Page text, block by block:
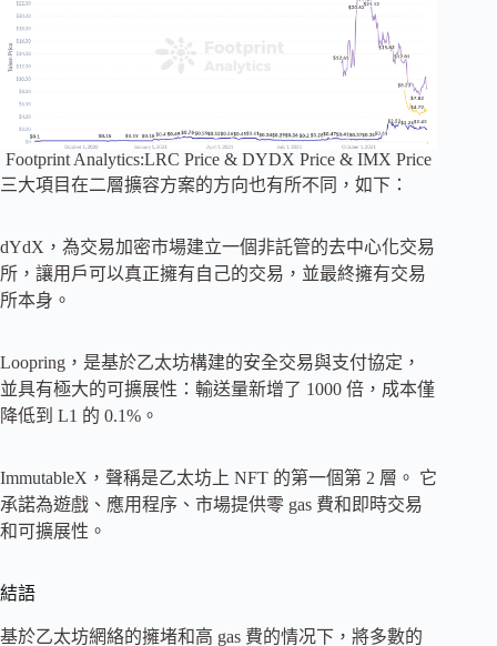
Footprint Analytics:LRC Price & DYDX Price & IMX Price
三大項目在二層擴容方案的方向也有所不同，如下：
dYdX，為交易加密市場建立一個非託管的去中心化交易
所，讓用戶可以真正擁有自己的交易，並最終擁有交易
所本身。
Loopring，是基於乙太坊構建的安全交易與支付協定，
並具有極大的可擴展性：輸送量新增了 1000 倍，成本僅
降低到 L1 的 0.1%。
ImmutableX，聲稱是乙太坊上 NFT 的第一個第 2 層。 它
承諾為遊戲、應用程序、市場提供零 gas 費和即時交易
和可擴展性。
結語
基於乙太坊網絡的擁堵和高 gas 費的情况下，將多數的